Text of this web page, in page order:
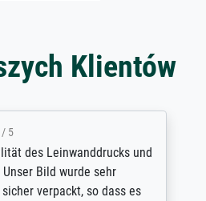
Klientów
des Leinwanddrucks und
Bild wurde sehr
verpackt, so dass es